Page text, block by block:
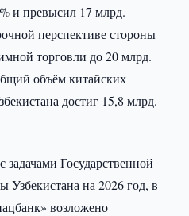
и превысил 17 млрд.
перспективе стороны
торговли до 20 млрд.
объём китайских
достиг 15,8 млрд.
задачами Государственной
на 2026 год, в
возложено